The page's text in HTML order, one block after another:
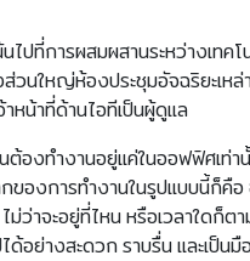
ไปที่การผสมผสานระหว่างเท
ใหญ่ห้องประชุมอัจฉริยะเห
หน้าที่ด้านไอทีเป็นผู้ดูแล
งทำงานอยู่แค่ในออฟฟิศเท่
กของการทำงานในรูปแบบนี้
ม่ว่าจะอยู่ที่ไหน หรือเวลาใ
ด้อย่างสะดวก ราบรื่น และเป็น